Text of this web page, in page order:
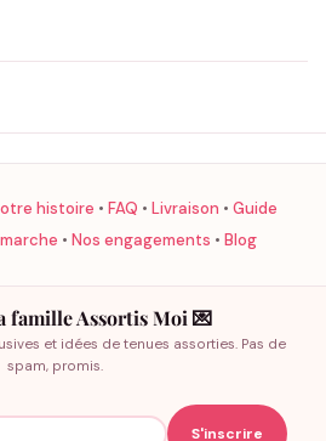
histoire • FAQ • Livraison • Guide
• Nos engagements • Blog
famille Assortis Moi 💌
et idées de tenues assorties. Pas de
spam, promis.